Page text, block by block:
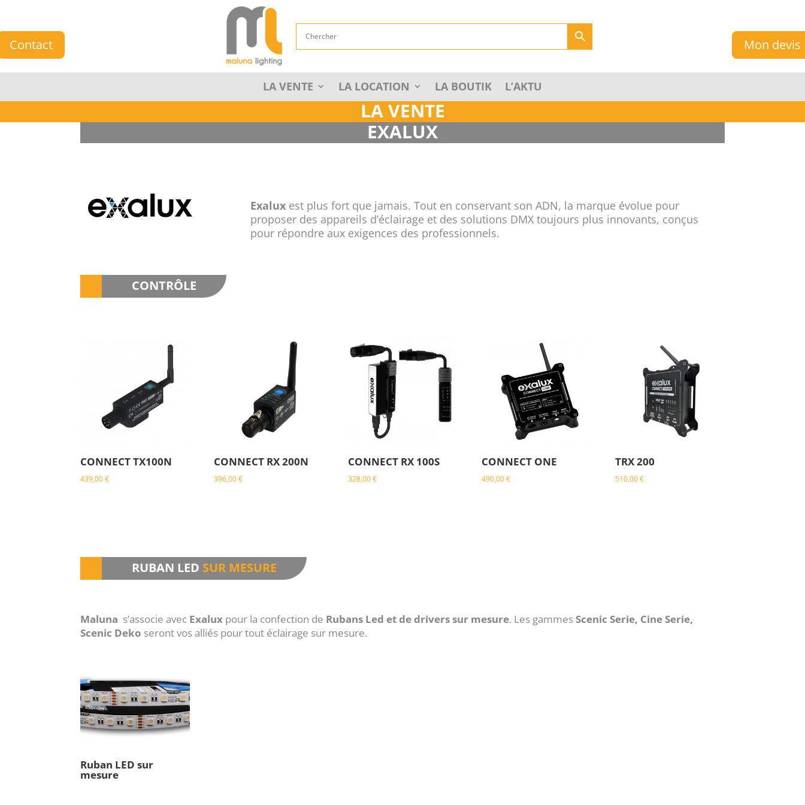
Contact Mon devis
LA VENTE LA LOCATION LA BOUTIK L’AKTU
LA VENTE
EXALUX
Exalux est plus fort que jamais. Tout en conservant son ADN, la marque évolue pour
proposer des appareils d’éclairage et des solutions DMX toujours plus innovants, conçus
pour répondre aux exigences des professionnels.
CONTRÔLE
CONNECT TX100N
439,00€
CONNECT RX 200N
396,00€
CONNECT RX 100S
328,00€
CONNECT ONE
490,00€
TRX 200
510,00€
RUBAN LED SUR MESURE
Maluna s’associe avec Exalux pour la confection de Rubans Led et de drivers sur mesure. Les gammesScenic Serie, Cine Serie,
Scenic Deko seront vos alliés pour tout éclairage sur mesure.
Ruban LED sur
mesure